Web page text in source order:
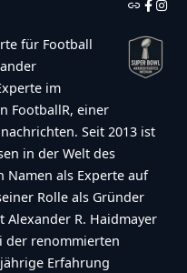
für Football
im
FootballR, einer
Seit 2013 ist
in der Welt des
Namen als Experte auf
Rolle als Gründer
Alexander R. Haidmayer
der renommierten
Erfahrung